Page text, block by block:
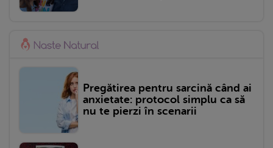
Pregătirea pentru sarcină când ai
anxietate: protocol simplu ca să
nu te pierzi în scenarii